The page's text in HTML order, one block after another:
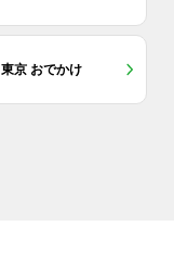
東京 おでかけ